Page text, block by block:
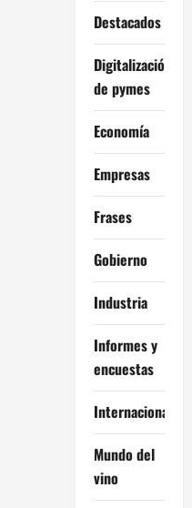
Destacados
Digitalización
de pymes
Economía
Empresas
Frases
Gobierno
Industria
Informes y
encuestas
Internacional
Mundo del
vino